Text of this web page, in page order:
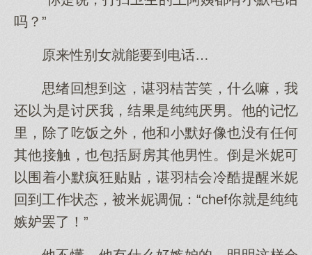
吗？”
原来性别女就能要到电话…
思绪回想到这，谌羽桔苦笑，什么嘛，我
还以为是讨厌我，结果是纯纯厌男。他的记忆
里，除了吃饭之外，他和小默好像也没有任何
其他接触，也包括厨房其他男性。倒是米妮可
以围着小默疯狂贴贴，谌羽桔会冷酷提醒米妮
回到工作状态，被米妮调侃：“chef你就是纯纯
嫉妒罢了！”